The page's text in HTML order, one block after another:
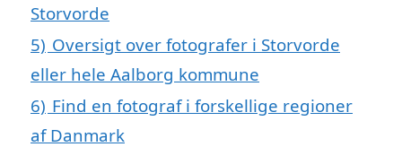
Storvorde
5) Oversigt over fotografer i Storvorde
eller hele Aalborg kommune
6) Find en fotograf i forskellige regioner
af Danmark